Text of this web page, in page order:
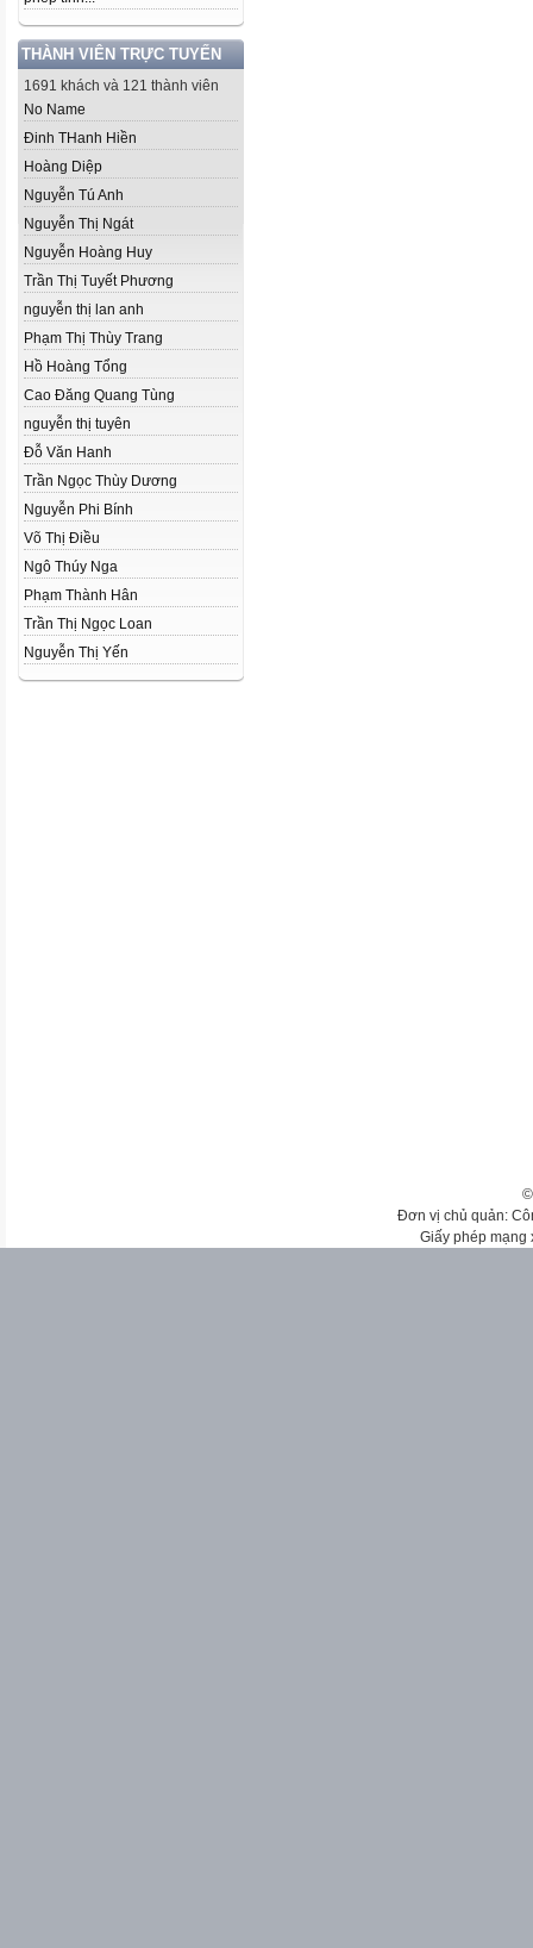
THÀNH VIÊN TRỰC TUYẾN
1691 khách và 121 thành viên
No Name
Đinh THanh Hiền
Hoàng Diệp
Nguyễn Tú Anh
Nguyễn Thị Ngát
Nguyễn Hoàng Huy
Trần Thị Tuyết Phương
nguyễn thị lan anh
Phạm Thị Thùy Trang
Hồ Hoàng Tổng
Cao Đăng Quang Tùng
nguyễn thị tuyên
Đỗ Văn Hanh
Trần Ngọc Thùy Dương
Nguyễn Phi Bính
Võ Thị Điều
Ngô Thúy Nga
Phạm Thành Hân
Trần Thị Ngọc Loan
Nguyễn Thị Yến
Đơn vị chủ quản:
Giấy phép mạng